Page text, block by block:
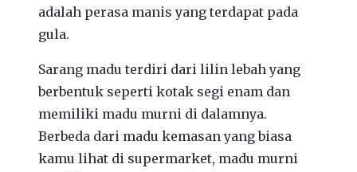
adalah perasa manis yang terdapat pada
gula.
Sarang madu terdiri dari lilin lebah yang
berbentuk seperti kotak segi enam dan
memiliki madu murni di dalamnya.
Berbeda dari madu kemasan yang biasa
kamu lihat di supermarket, madu murni